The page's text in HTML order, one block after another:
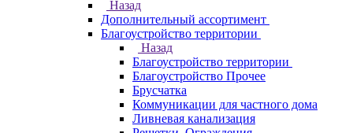
Назад
Дополнительный ассортимент
Благоустройство территории
Назад
Благоустройство территории
Благоустройство Прочее
Брусчатка
Коммуникации для частного дома
Ливневая канализация